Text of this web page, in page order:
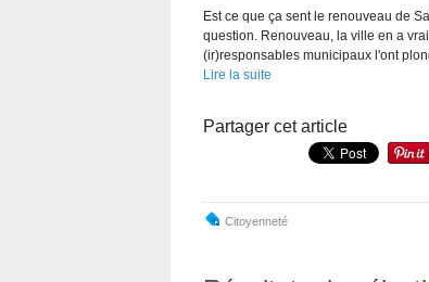
Est ce que ça sent le renouveau de
question. Renouveau, la ville en a
(ir)responsables municipaux l'ont
Lire la suite
Partager cet article
Citoyenneté